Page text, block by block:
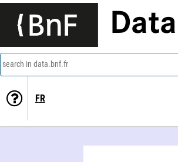
Data
search in data.bnf.fr
FR